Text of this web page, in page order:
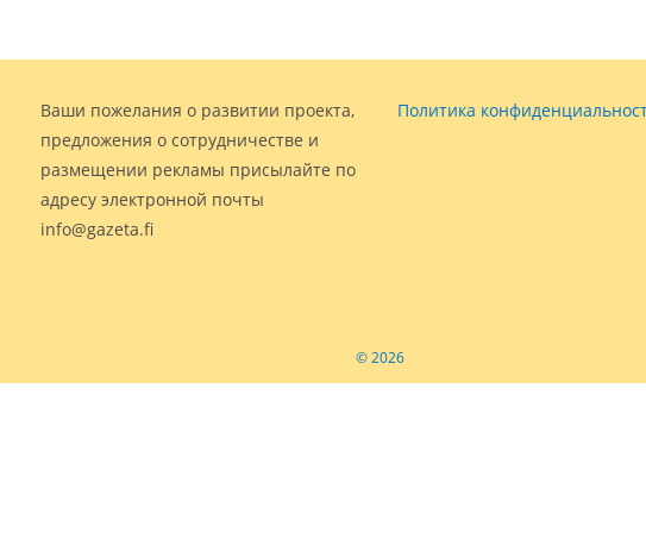
Ваши пожелания о развитии проекта,
предложения о сотрудничестве и
размещении рекламы присылайте по
адресу электронной почты
info@gazeta.fi
Политика
© 2026